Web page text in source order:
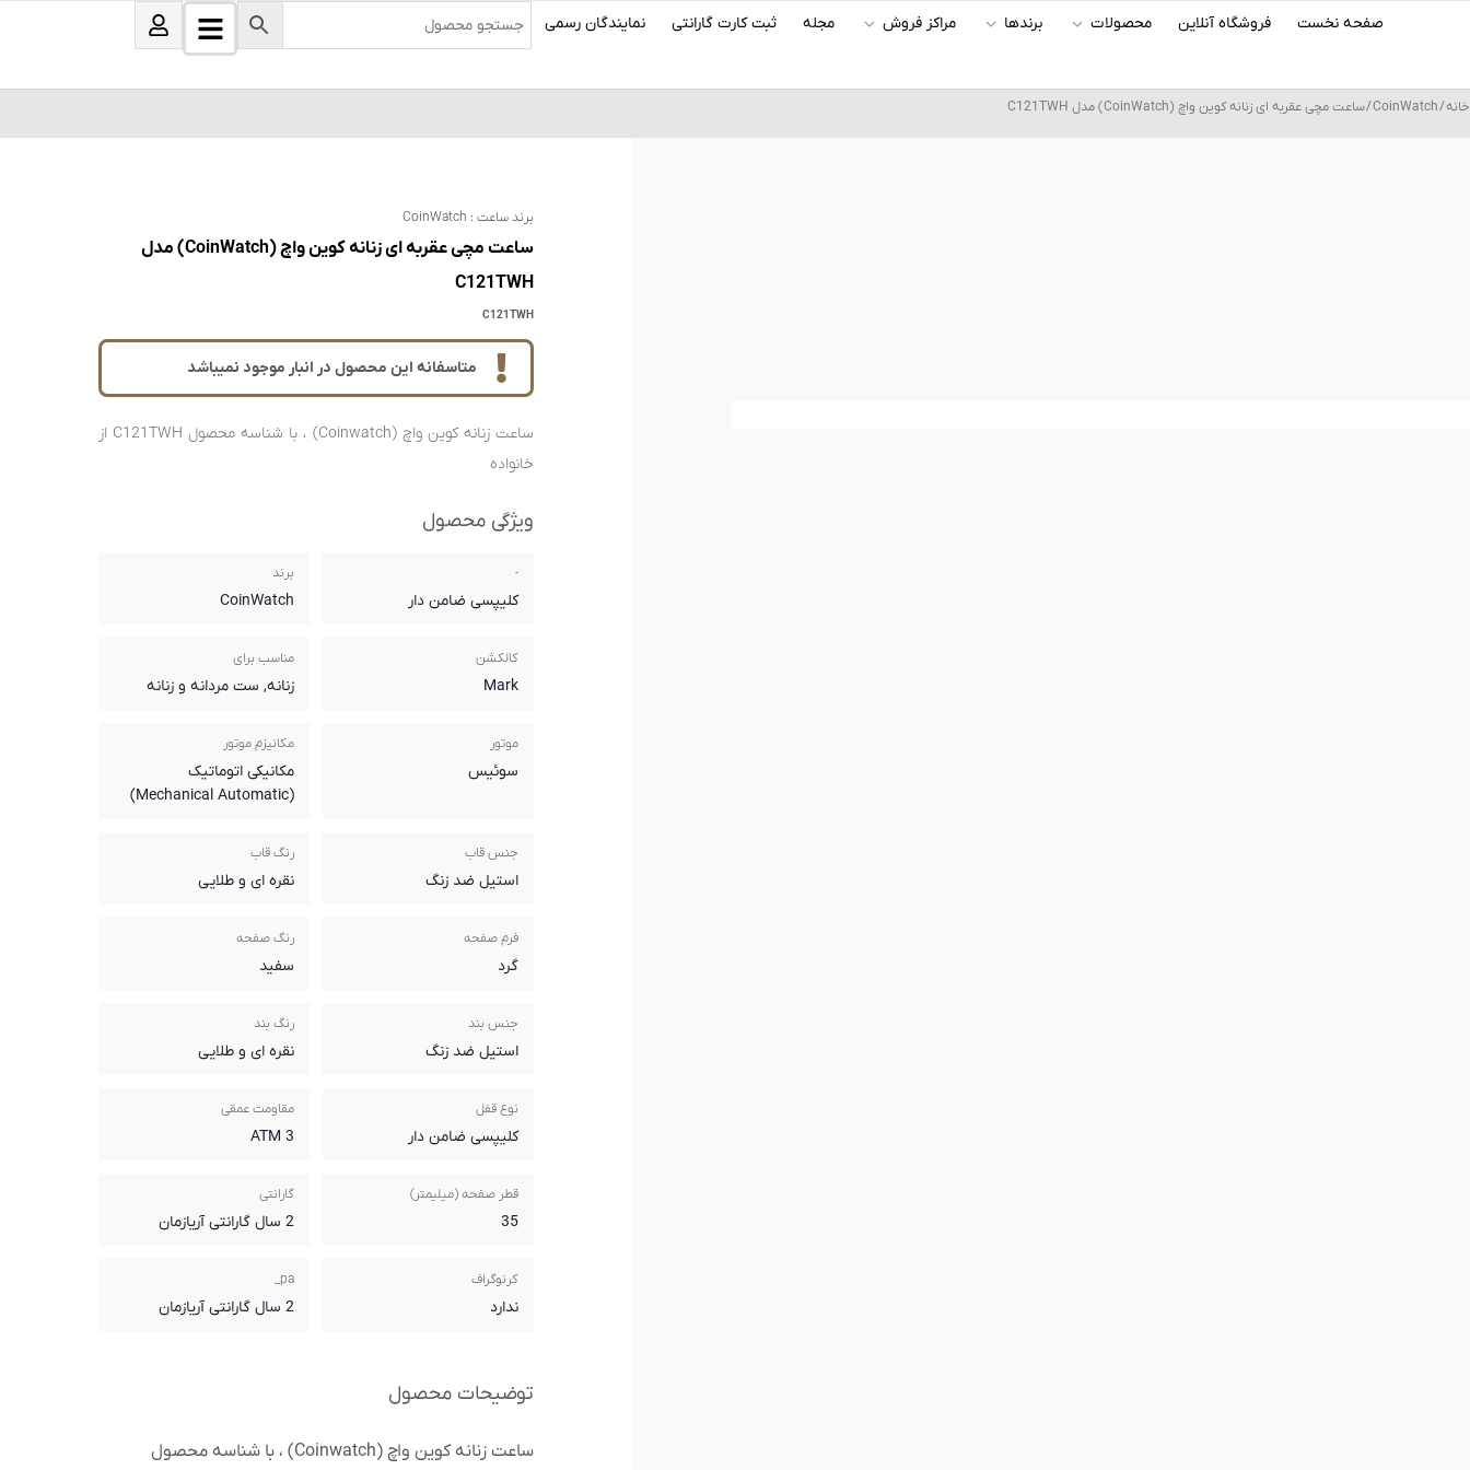
صفحه نخست فروشگاه آنلاین محصولات برندها مراکز فروش مجله ثبت کارت گارانتی نمایندگان رسمی B
a
r
s
U
s
e
خانه/
CoinWatch/ ساعت مچی عقربه ای زنانه کوین واچ (CoinWatch) مدل C121TWH
برند ساعت : CoinWatch
ساعت مچی عقربه ای زنانه کوین واچ (CoinWatch) مدل
C121TWH
C121TWH
متاسفانه این محصول در انبار موجود نمیباشد
ساعت زنانه کوین واچ (Coinwatch) ، با شناسه محصول C121TWH از
خانواده
ویژگی محصول
-
کلیپسی ضامن دار
برند
CoinWatch
کالکشن
Mark
مناسب برای
زنانه, ست مردانه و زنانه
موتور
سوئیس
مکانیزم موتور
مکانیکی اتوماتیک
(Mechanical Automatic)
جنس قاب
استیل ضد زنگ
رنگ قاب
نقره ای و طلایی
فرم صفحه
گرد
رنگ صفحه
سفید
جنس بند
استیل ضد زنگ
رنگ بند
نقره ای و طلایی
نوع قفل
کلیپسی ضامن دار
مقاومت عمقی
3 ATM
قطر صفحه (میلیمتر)
35
گارانتی
2 سال گارانتی آریازمان
کرنوگراف
ندارد
pa_
2 سال گارانتی آریازمان
توضیحات محصول
ساعت زنانه کوین واچ (Coinwatch) ، با شناسه محصول